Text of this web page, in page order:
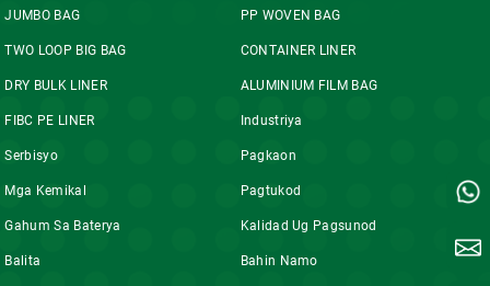
JUMBO BAG PP WOVEN BAG
TWO LOOP BIG BAG CONTAINER LINER
DRY BULK LINER ALUMINIUM FILM BAG
FIBC PE LINER Industriya
Serbisyo Pagkaon
Mga Kemikal Pagtukod
Gahum Sa Baterya Kalidad Ug Pagsunod
Balita Bahin Namo